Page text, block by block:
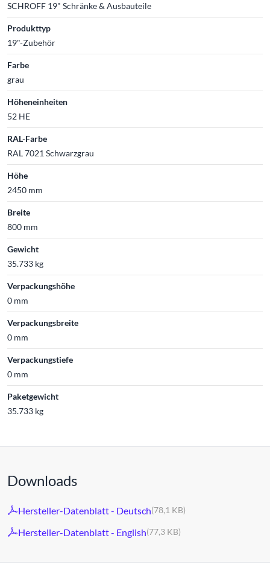
SCHROFF 19" Schränke & Ausbauteile
Produkttyp
19"-Zubehör
Farbe
grau
Höheneinheiten
52 HE
RAL-Farbe
RAL 7021 Schwarzgrau
Höhe
2450 mm
Breite
800 mm
Gewicht
35.733 kg
Verpackungshöhe
0 mm
Verpackungsbreite
0 mm
Verpackungstiefe
0 mm
Paketgewicht
35.733 kg
Downloads
Hersteller-Datenblatt - Deutsch(78,1 KB)
Hersteller-Datenblatt - English(77,3 KB)